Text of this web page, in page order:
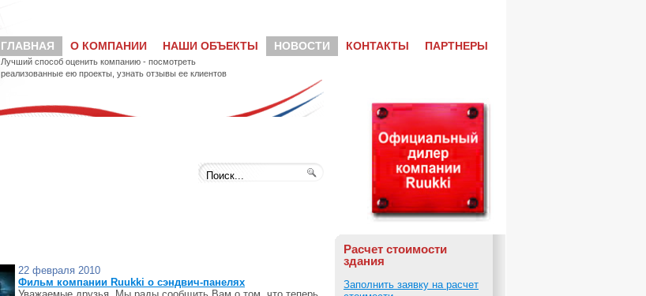
ГЛАВНАЯ О КОМПАНИИ НАШИ ОБЪЕКТЫ НОВОСТИ КОНТАКТЫ ПАРТНЕРЫ
Лучший способ оценить компанию - посмотреть
реализованные ею проекты, узнать отзывы ее клиентов
22 февраля 2010
Фильм компании Ruukki о сэндвич-панелях
Расчет стоимости
здания
Заполнить заявку на расчет